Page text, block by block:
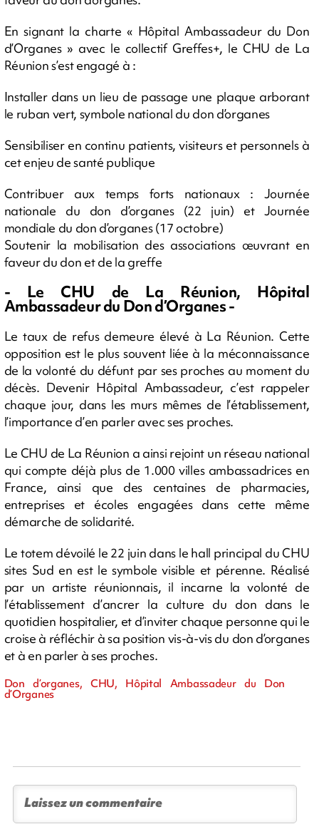
En signant la charte « Hôpital Ambassadeur du Don
d’Organes » avec le collectif Greffes+, le CHU de La
Réunion s’est engagé à :
Installer dans un lieu de passage une plaque arborant
le ruban vert, symbole national du don d’organes
Sensibiliser en continu patients, visiteurs et personnels à
cet enjeu de santé publique
Contribuer aux temps forts nationaux : Journée
nationale du don d’organes (22 juin) et Journée
mondiale du don d’organes (17 octobre)
Soutenir la mobilisation des associations œuvrant en
faveur du don et de la greffe
- Le CHU de La Réunion, Hôpital
Ambassadeur du Don d’Organes -
Le taux de refus demeure élevé à La Réunion. Cette
opposition est le plus souvent liée à la méconnaissance
de la volonté du défunt par ses proches au moment du
décès. Devenir Hôpital Ambassadeur, c’est rappeler
chaque jour, dans les murs mêmes de l’établissement,
l’importance d’en parler avec ses proches.
Le CHU de La Réunion a ainsi rejoint un réseau national
qui compte déjà plus de 1.000 villes ambassadrices en
France, ainsi que des centaines de pharmacies,
entreprises et écoles engagées dans cette même
démarche de solidarité.
Le totem dévoilé le 22 juin dans le hall principal du CHU
sites Sud en est le symbole visible et pérenne. Réalisé
par un artiste réunionnais, il incarne la volonté de
l’établissement d’ancrer la culture du don dans le
quotidien hospitalier, et d’inviter chaque personne qui le
croise à réfléchir à sa position vis-à-vis du don d’organes
et à en parler à ses proches.
Don d’organes, CHU, Hôpital Ambassadeur du Don
d’Organes